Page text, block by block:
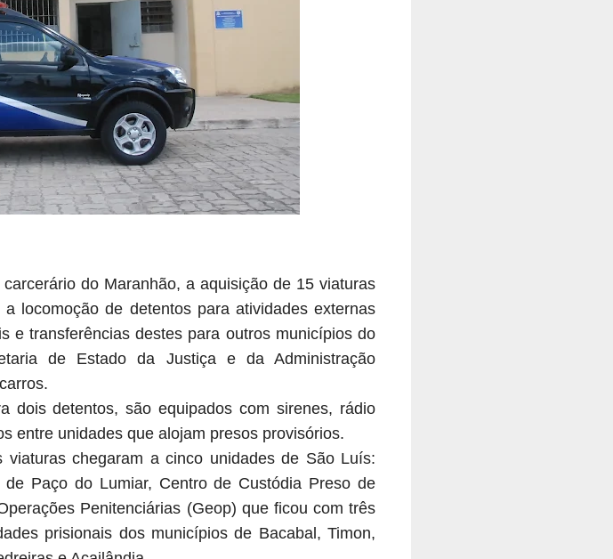
do Maranhão, a aquisição de 15 viaturas
locomoção de detentos para atividades externas
e transferências destes para outros municípios do
de Estado da Justiça e da Administração
dois detentos, são equipados com sirenes, rádio
entre unidades que alojam presos provisórios.
chegaram a cinco unidades de São Luís:
Paço do Lumiar, Centro de Custódia Preso de
Penitenciárias (Geop) que ficou com três
prisionais dos municípios de Bacabal, Timon,